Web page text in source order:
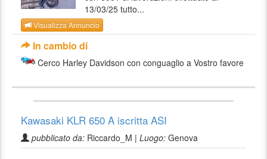
13/03/25 tutto...
Visualizza Annuncio
In cambio di
Cerco Harley Davidson con conguaglio a Vostro favore
Kawasaki KLR 650 A iscritta ASI
pubblicato da: Riccardo_M | Luogo: Genova